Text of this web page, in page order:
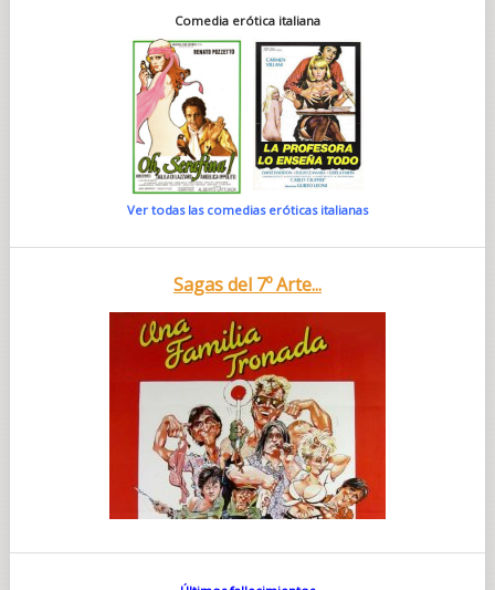
Comedia erótica italiana
Ver todas las comedias eróticas italianas
Sagas del 7º Arte...